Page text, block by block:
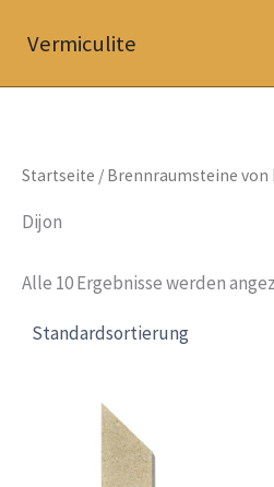
InhaltVermiculite
Startseite / Brennraumsteine von
Dijon
Alle 10 Ergebnisse werden